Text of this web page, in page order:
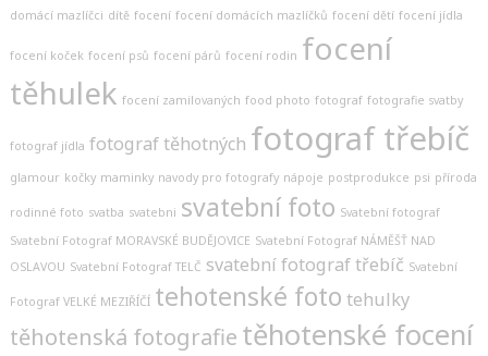
domácí mazlíčci dítě focení focení domácích mazlíčků focení dětí focení jídla
focení koček focení psů focení párů focení rodin focení
těhulek focení zamilovaných food photo fotograf fotografie svatby
fotograf jídla fotograf těhotných fotograf třebíč
glamour kočky maminky navody pro fotografy nápoje postprodukce psi příroda
rodinné foto svatba svatebni svatební foto Svatební fotograf
Svatební Fotograf MORAVSKÉ BUDĚJOVICE Svatební Fotograf NÁMĚŠŤ NAD
OSLAVOU Svatební Fotograf TELČ svatební fotograf třebíč Svatební
Fotograf VELKÉ MEZIŘÍČÍ tehotenské foto tehulky
těhotenská fotografie těhotenské focení